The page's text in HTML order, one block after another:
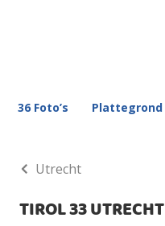
36 Foto’s Plattegrond
Utrecht
TIROL 33 UTRECHT